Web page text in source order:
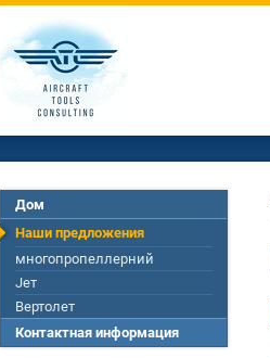
Дом
Наши предложения
многопропеллерний
Jет
Вертолет
Контактная информация